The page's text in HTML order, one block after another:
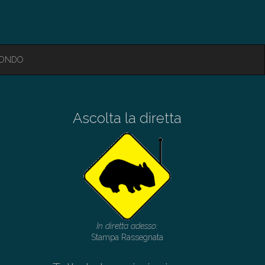
Ascolta la diretta
In diretta adesso:
Stampa Rassegnata